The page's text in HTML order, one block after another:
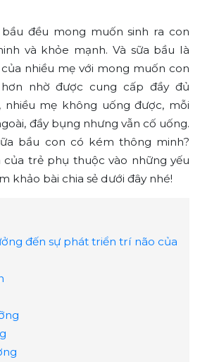
đều mong muốn sinh ra con
và khỏe mạnh. Và sữa bầu là
nhiều mẹ với mong muốn con
nhờ được cung cấp đầy đủ
nhiều mẹ không uống được, mỗi
đầy bụng nhưng vẫn cố uống.
bầu con có kém thông minh?
trẻ phụ thuộc vào những yếu
khảo bài chia sẻ dưới đây nhé!
đến sự phát triển trí não của